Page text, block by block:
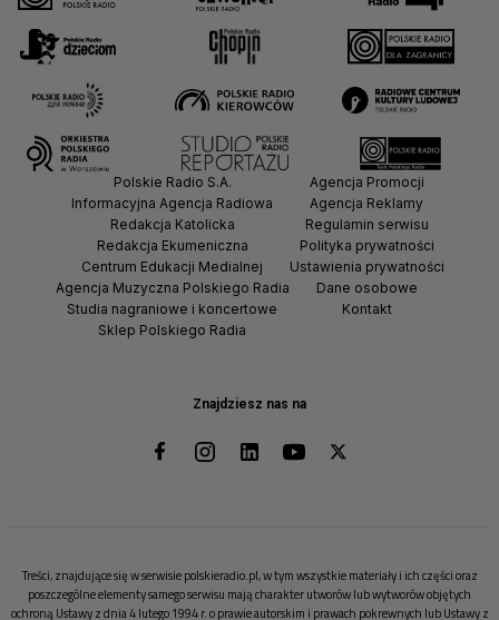
Znajdziesz nas na
Polskie Radio S.A.
Informacyjna Agencja Radiowa
Redakcja Katolicka
Redakcja Ekumeniczna
Centrum Edukacji Medialnej
Agencja Muzyczna Polskiego Radia
Studia nagraniowe i koncertowe
Sklep Polskiego Radia
Agencja Promocji
Agencja Reklamy
Regulamin serwisu
Polityka prywatności
Ustawienia prywatności
Dane osobowe
Kontakt
Treści, znajdujące się w serwisie polskieradio.pl, w tym wszystkie materiały i ich części oraz
poszczególne elementy samego serwisu mają charakter utworów lub wytworów objętych
ochroną Ustawy z dnia 4 lutego 1994 r. o prawie autorskim i prawach pokrewnych lub Ustawy z